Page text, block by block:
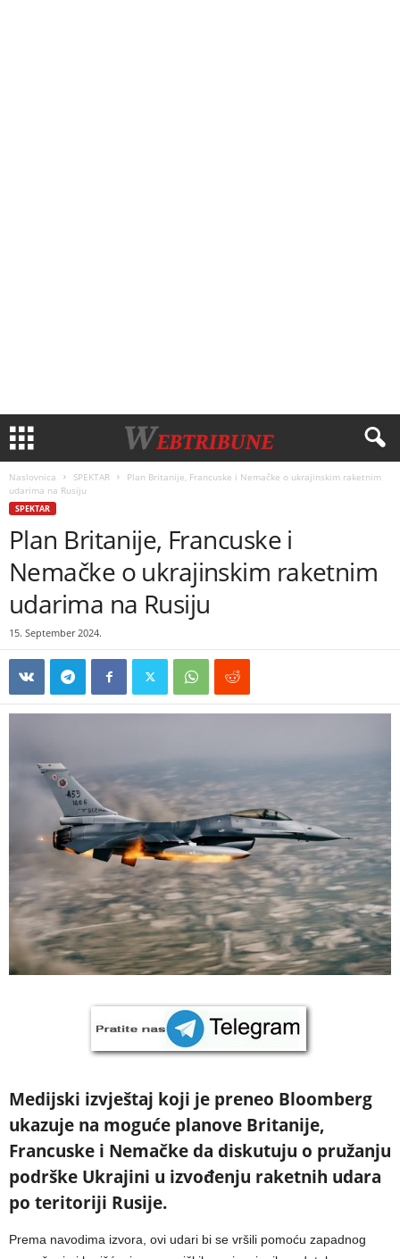
Naslovnica SPEKTAR
Plan Britanije, Francuske i Nemačke o ukrajinskim raketnim
udarima na Rusiju
SPEKTAR
Plan Britanije, Francuske i
Nemačke o ukrajinskim raketnim
udarima na Rusiju
15. September 2024.
Medijski izvještaj koji je preneo Bloomberg
ukazuje na moguće planove Britanije,
Francuske i Nemačke da diskutuju o pružanju
podrške Ukrajini u izvođenju raketnih udara
po teritoriji Rusije.
Prema navodima izvora, ovi udari bi se vršili pomoću zapadnog